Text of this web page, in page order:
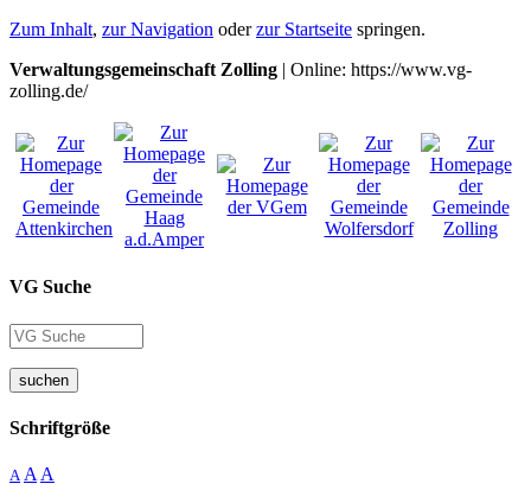
Zum Inhalt, zur Navigation oderzur Startseite springen.
Verwaltungsgemeinschaft Zolling | Online: https://www.vg-
zolling.de/
VG Suche
suchen
Schriftgröße
A A A